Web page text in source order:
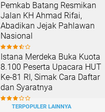
Pemkab Batang Resmikan
Jalan KH Ahmad Rifai,
Abadikan Jejak Pahlawan
Nasional
Istana Merdeka Buka Kuota
8.100 Peserta Upacara HUT
Ke-81 RI, Simak Cara Daftar
dan Syaratnya
TERPOPULER LAINNYA